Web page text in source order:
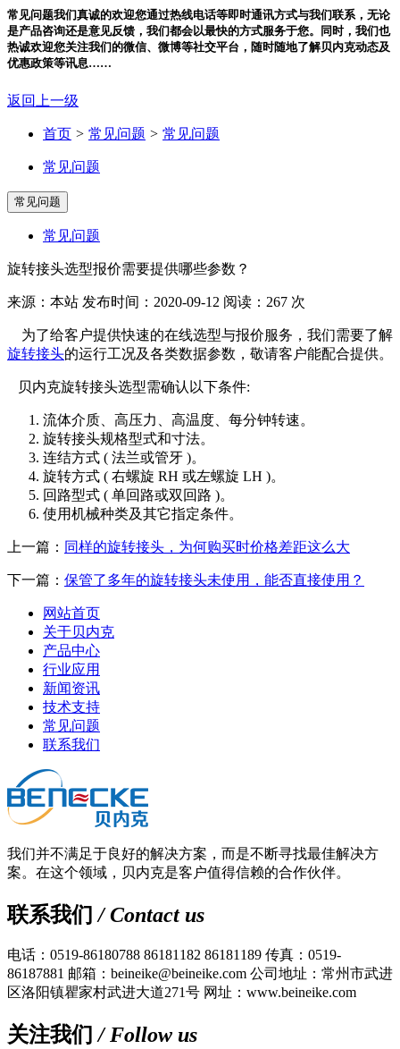
常见问题我们真诚的欢迎您通过热线电话等即时通讯方式与我们联系，无论
是产品咨询还是意见反馈，我们都会以最快的方式服务于您。同时，我们也
热诚欢迎您关注我们的微信、微博等社交平台，随时随地了解贝内克动态及
优惠政策等讯息……
返回上一级
首页 > 常见问题 > 常见问题
常见问题
常见问题
常见问题
旋转接头选型报价需要提供哪些参数？
来源：本站 发布时间：2020-09-12 阅读：267 次
为了给客户提供快速的在线选型与报价服务，我们需要了解
旋转接头的运行工况及各类数据参数，敬请客户能配合提供。
贝内克旋转接头选型需确认以下条件:
1. 流体介质、高压力、高温度、每分钟转速。
2. 旋转接头规格型式和寸法。
3. 连结方式 ( 法兰或管牙 )。
4. 旋转方式 ( 右螺旋 RH 或左螺旋 LH )。
5. 回路型式 ( 单回路或双回路 )。
6. 使用机械种类及其它指定条件。
上一篇： ​同样的旋转接头，为何购买时价格差距这么大
下一篇： 保管了多年的旋转接头未使用，能否直接使用？
网站首页
关于贝内克
产品中心
行业应用
新闻资讯
技术支持
常见问题
联系我们
我们并不满足于良好的解决方案，而是不断寻找最佳解决方
案。在这个领域，贝内克是客户值得信赖的合作伙伴。
联系我们 / Contact us
电话：0519-86180788 86181182 86181189 传真：0519-
86187881 邮箱：beineike@beineike.com 公司地址：常州市武进
区洛阳镇瞿家村武进大道271号 网址：www.beineike.com
关注我们 / Follow us